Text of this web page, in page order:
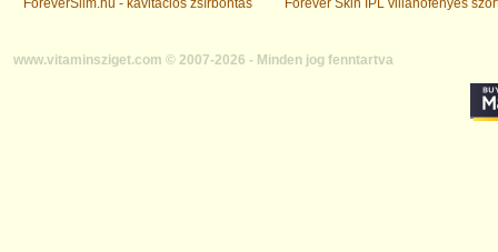
ForeverSlim.hu - kavitációs zsírbontás Forever Skin IPL villanófényes
www.vitaminsziget.com © 2007-2026 - Minden jog fenntartva